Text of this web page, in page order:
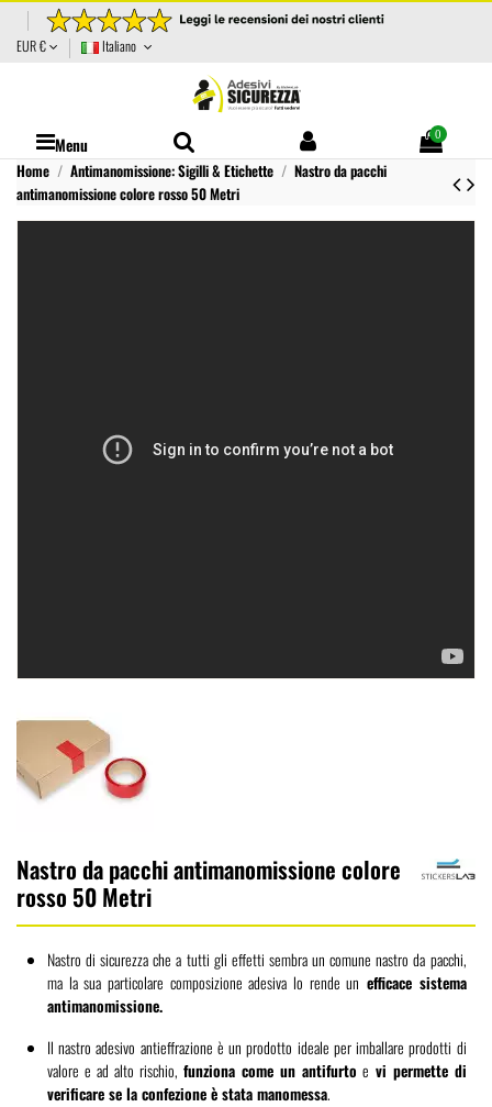
EUR € Italiano
Menu 0
Home Antimanomissione: Sigilli & Etichette
Nastro da pacchi
antimanomissione colore rosso 50 Metri
Nastro da pacchi antimanomissione colore
rosso 50 Metri
Nastro di sicurezza che a tutti gli effetti sembra un comune nastro da pacchi,
ma la sua particolare composizione adesiva lo rende un efficace sistema
antimanomissione.
Il nastro adesivo antieffrazione è un prodotto ideale per imballare prodotti di
valore e ad alto rischio,funziona come un antifurto e vi permette di
verificare se la confezione è stata manomessa.